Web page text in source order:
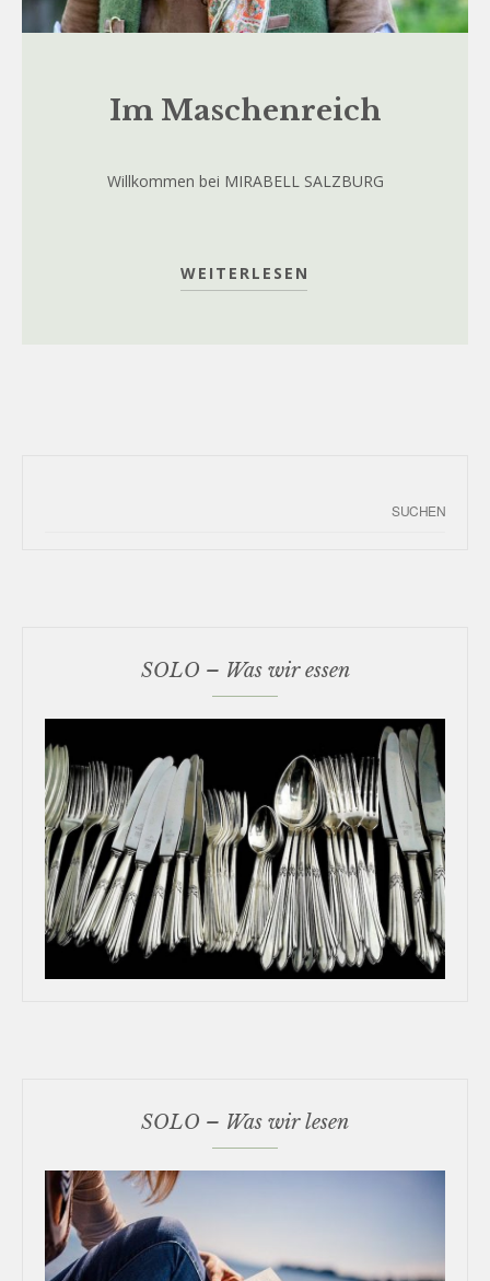
Im Maschenreich
Willkommen bei MIRABELL SALZBURG
WEITERLESEN
SOLO – Was wir essen
SOLO – Was wir lesen